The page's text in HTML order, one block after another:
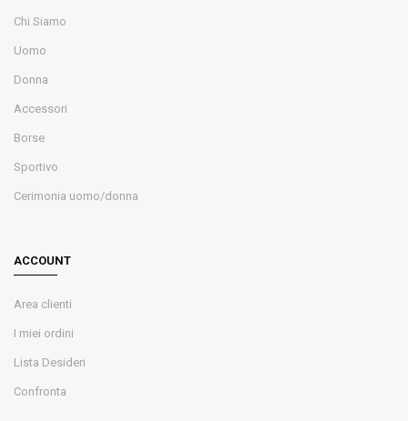
Chi Siamo
Uomo
Donna
Accessori
Borse
Sportivo
Cerimonia uomo/donna
ACCOUNT
Area clienti
I miei ordini
Lista Desideri
Confronta